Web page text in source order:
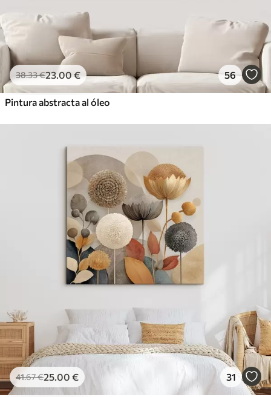
38.33€23.00€ 56
Pintura abstracta al óleo
41.67€25.00 € 31